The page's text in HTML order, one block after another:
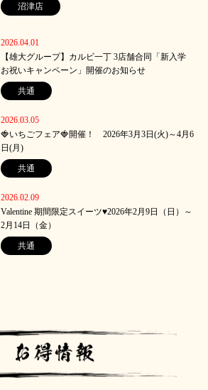
沼津店
2026.04.01
【雄大グループ】カルビ一丁 3店舗合同「新入学
お祝いキャンペーン」開催のお知らせ
共通
2026.03.05
🍓いちごフェア🍓開催！ 2026年3月3日(火)～4月6
日(月)
共通
2026.02.09
Valentine 期間限定スイーツ♥2026年2月9日（日）～
2月14日（金）
共通